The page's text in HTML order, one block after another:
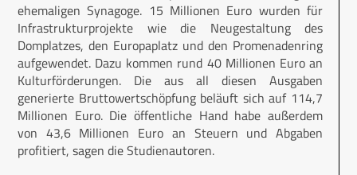
ehemaligen Synagoge. 15 Millionen Euro wurden für
Infrastrukturprojekte wie die Neugestaltung des
Domplatzes, den Europaplatz und den Promenadenring
aufgewendet. Dazu kommen rund 40 Millionen Euro an
Kulturförderungen. Die aus all diesen Ausgaben
generierte Bruttowertschöpfung beläuft sich auf 114,7
Millionen Euro. Die öffentliche Hand habe außerdem
von 43,6 Millionen Euro an Steuern und Abgaben
profitiert, sagen die Studienautoren.